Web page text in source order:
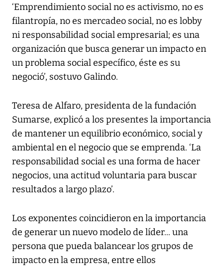
‘Emprendimiento social no es activismo, no es
filantropía, no es mercadeo social, no es lobby
ni responsabilidad social empresarial; es una
organización que busca generar un impacto en
un problema social específico, éste es su
negoció’, sostuvo Galindo.
Teresa de Alfaro, presidenta de la fundación
Sumarse, explicó a los presentes la importancia
de mantener un equilibrio económico, social y
ambiental en el negocio que se emprenda. ‘La
responsabilidad social es una forma de hacer
negocios, una actitud voluntaria para buscar
resultados a largo plazo’.
Los exponentes coincidieron en la importancia
de generar un nuevo modelo de líder... una
persona que pueda balancear los grupos de
impacto en la empresa, entre ellos